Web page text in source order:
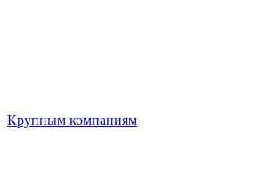
Крупным компаниям